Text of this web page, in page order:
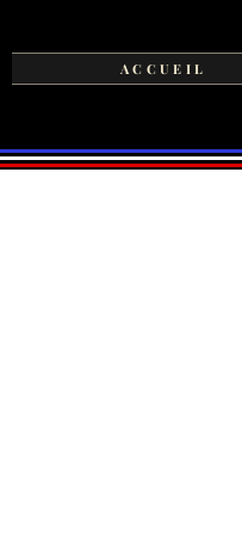
ACCUEIL